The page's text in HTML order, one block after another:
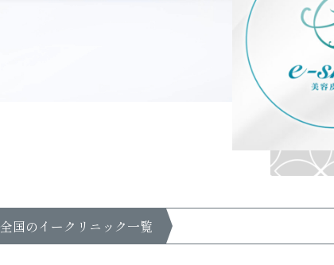
全国のイークリニック一覧